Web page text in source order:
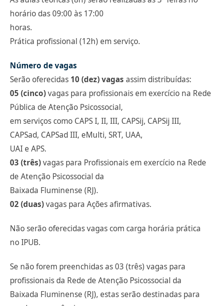
horário das 09:00 às 17:00
horas.
Prática profissional (12h) em serviço.
Número de vagas
Serão oferecidas 10 (dez) vagas assim distribuídas:
05 (cinco)vagas para profissionais em exercício na Rede
Pública de Atenção Psicossocial,
em serviços como CAPS I, II, III, CAPSij, CAPSij III,
CAPSad, CAPSad III, eMulti, SRT, UAA,
UAI e APS.
03 (três)vagas para Profissionais em exercício na Rede
de Atenção Psicossocial da
Baixada Fluminense (RJ).
02 (duas)vagas para Ações afirmativas.
Não serão oferecidas vagas com carga horária prática
no IPUB.
Se não forem preenchidas as 03 (três) vagas para
profissionais da Rede de Atenção Psicossocial da
Baixada Fluminense (RJ), estas serão destinadas para